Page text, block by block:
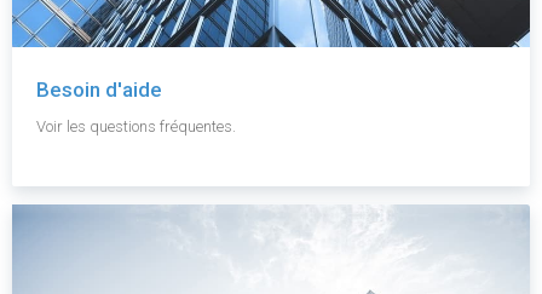
Besoin d'aide
Voir les questions fréquentes.